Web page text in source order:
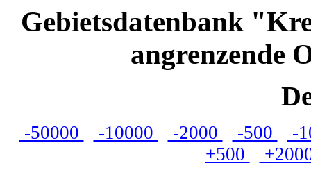
Gebietsdatenbank
angrenzende
-50000 -10000 -2000 -500
-
+500